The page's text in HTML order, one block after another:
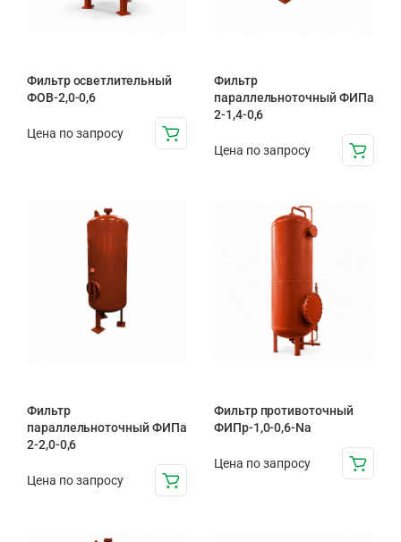
Фильтр осветлительный
ФОВ-2,0-0,6
Цена по запросу
Фильтр
параллельноточный ФИПа
2-1,4-0,6
Цена по запросу
Фильтр
параллельноточный ФИПа
2-2,0-0,6
Цена по запросу
Фильтр противоточный
ФИПр-1,0-0,6-Na
Цена по запросу